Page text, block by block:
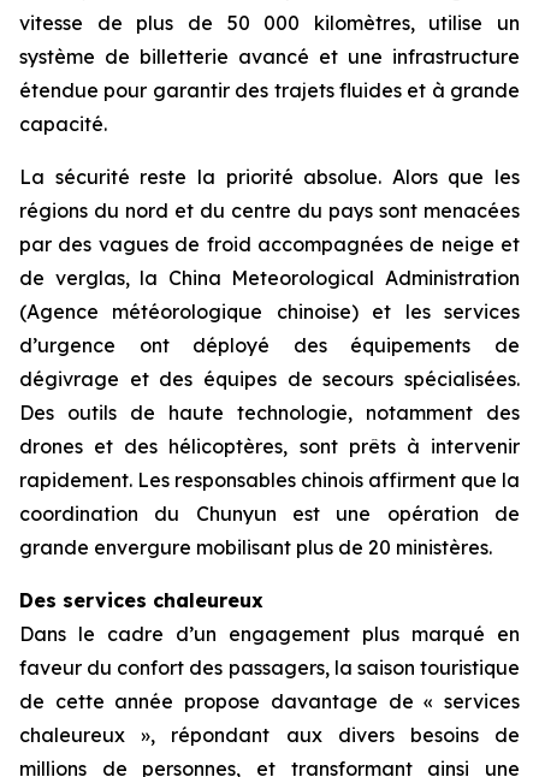
vitesse de plus de 50 000 kilomètres, utilise un
système de billetterie avancé et une infrastructure
étendue pour garantir des trajets fluides et à grande
capacité.
La sécurité reste la priorité absolue. Alors que les
régions du nord et du centre du pays sont menacées
par des vagues de froid accompagnées de neige et
de verglas, la China Meteorological Administration
(Agence météorologique chinoise) et les services
d’urgence ont déployé des équipements de
dégivrage et des équipes de secours spécialisées.
Des outils de haute technologie, notamment des
drones et des hélicoptères, sont prêts à intervenir
rapidement. Les responsables chinois affirment que la
coordination du Chunyun est une opération de
grande envergure mobilisant plus de 20 ministères.
Des services chaleureux
Dans le cadre d’un engagement plus marqué en
faveur du confort des passagers, la saison touristique
de cette année propose davantage de « services
chaleureux », répondant aux divers besoins de
millions de personnes, et transformant ainsi une